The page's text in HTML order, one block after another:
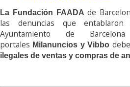
La Fundación FAADA de
las denuncias que
Ayuntamiento de
portales Milanuncios y Vibbo
ilegales de ventas y compras de